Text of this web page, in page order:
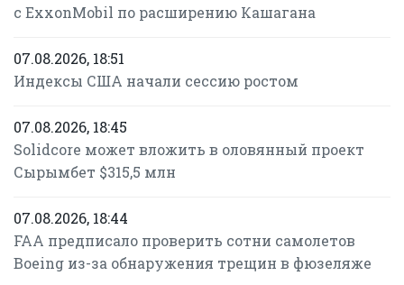
с ExxonMobil по расширению Кашагана
07.08.2026, 18:51
Индексы США начали сессию ростом
07.08.2026, 18:45
Solidcore может вложить в оловянный проект
Сырымбет $315,5 млн
07.08.2026, 18:44
FAA предписало проверить сотни самолетов
Boeing из-за обнаружения трещин в фюзеляже